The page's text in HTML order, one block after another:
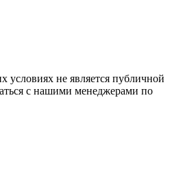
условиях не является публичной
с нашими менеджерами по